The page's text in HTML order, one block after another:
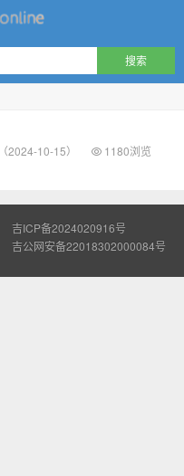
2024-10-15） 1180浏览
吉ICP备2024020916号
吉公网安备22018302000084号